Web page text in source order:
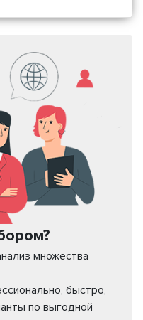
множества
быстро,
по выгодной